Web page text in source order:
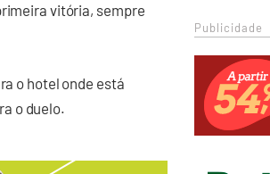
vitória, sempre
o hotel onde está
o duelo.
Publicidade